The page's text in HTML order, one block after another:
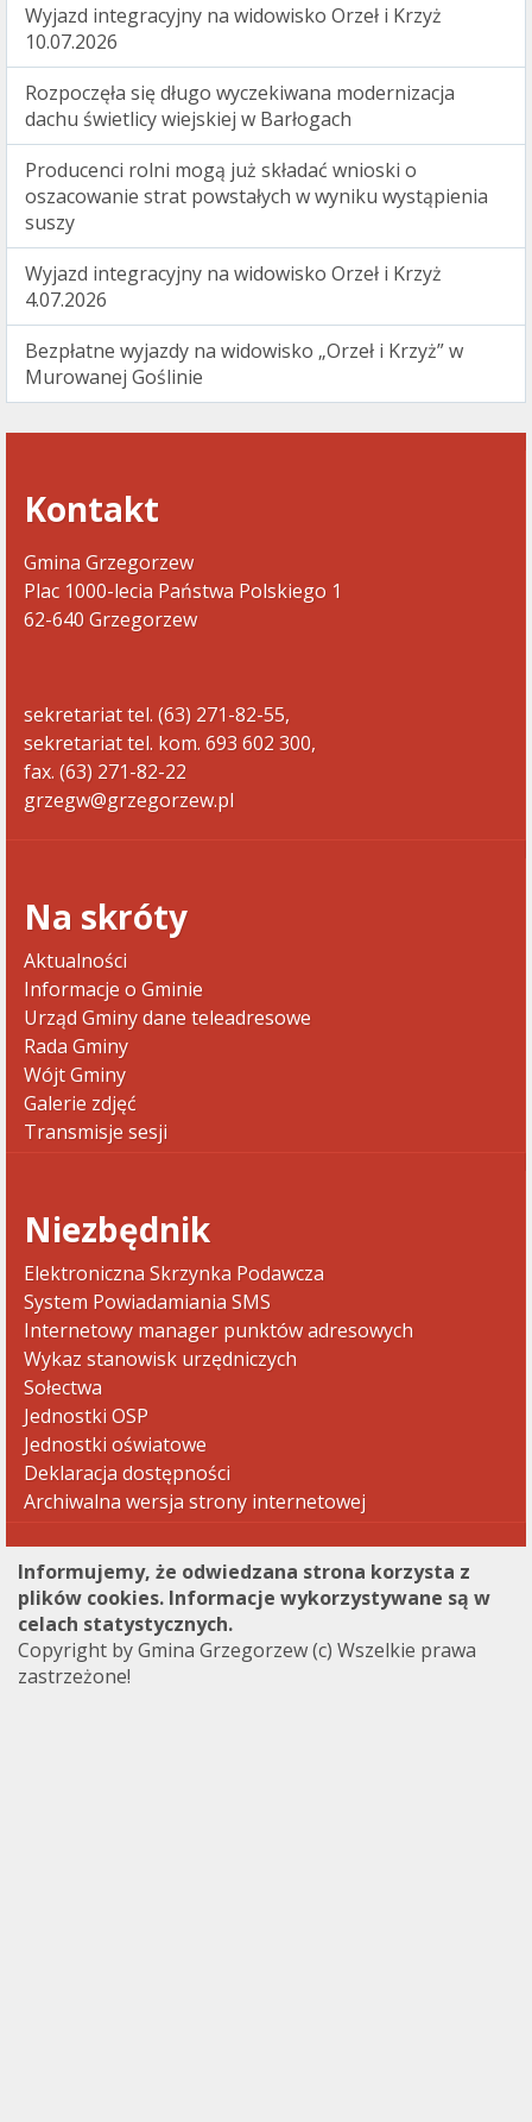
Wyjazd integracyjny na widowisko Orzeł i Krzyż
10.07.2026
Rozpoczęła się długo wyczekiwana modernizacja
dachu świetlicy wiejskiej w Barłogach
Producenci rolni mogą już składać wnioski o
oszacowanie strat powstałych w wyniku wystąpienia
suszy
Wyjazd integracyjny na widowisko Orzeł i Krzyż
4.07.2026
Bezpłatne wyjazdy na widowisko „Orzeł i Krzyż” w
Murowanej Goślinie
Kontakt
Gmina Grzegorzew
Plac 1000-lecia Państwa Polskiego 1
62-640 Grzegorzew
sekretariat tel. (63) 271-82-55,
sekretariat tel. kom. 693 602 300,
fax. (63) 271-82-22
grzegw@grzegorzew.pl
Na skróty
Aktualności
Informacje o Gminie
Urząd Gminy dane teleadresowe
Rada Gminy
Wójt Gminy
Galerie zdjęć
Transmisje sesji
Niezbędnik
Elektroniczna Skrzynka Podawcza
System Powiadamiania SMS
Internetowy manager punktów adresowych
Wykaz stanowisk urzędniczych
Sołectwa
Jednostki OSP
Jednostki oświatowe
Deklaracja dostępności
Archiwalna wersja strony internetowej
Informujemy, że odwiedzana strona korzysta z
plików cookies. Informacje wykorzystywane są w
celach statystycznych.
Copyright by Gmina Grzegorzew (c) Wszelkie prawa
zastrzeżone!